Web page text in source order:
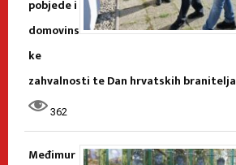
pobjede i
domovins
ke
zahvalnosti te Dan hrvatskih branitelja
362
Međimur